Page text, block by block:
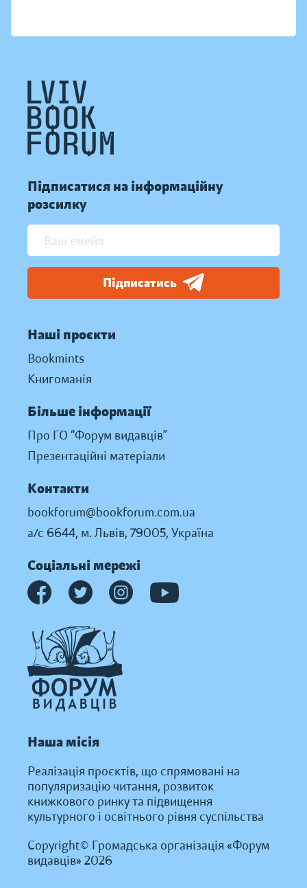
Підписатися на інформаційну
розсилку
Підписатись
Наші проєкти
Bookmints
Книгоманія
Більше інформації
Про ГО “Форум видавців”
Презентаційні матеріали
Контакти
bookforum@bookforum.com.ua
а/с 6644, м. Львів, 79005, Україна
Соціальні мережі
Наша місія
Реалізація проєктів, що спрямовані на
популяризацію читання, розвиток
книжкового ринку та підвищення
культурного і освітнього рівня суспільства
Copyright© Громадська організація «Форум
видавців» 2026